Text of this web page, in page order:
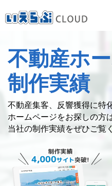
賃貸仲介
業務向け機能
売
不動産ホ
制作実績
不動産集客、反響獲得に特
ホームページをお探しの方
当社の制作実績をぜひご覧